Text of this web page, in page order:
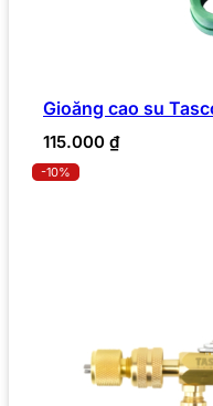
Gioăng cao su
115.000 ₫
-10%